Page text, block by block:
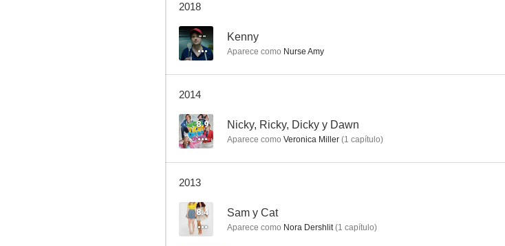
2018
-- Kenny
Aparece como Nurse Amy
2014
8.9 Nicky, Ricky, Dicky y Dawn
Aparece como Veronica Miller (1 capítulo)
2013
8.4 Sam y Cat
Aparece como Nora Dershlit(1 capítulo)